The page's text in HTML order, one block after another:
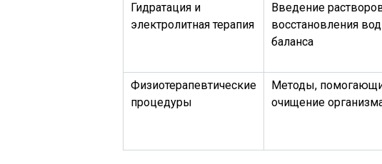
Гидратация и
электролитная терапия
Введение
восстановления
баланса
Физиотерапевтические
процедуры
Методы,
очищение